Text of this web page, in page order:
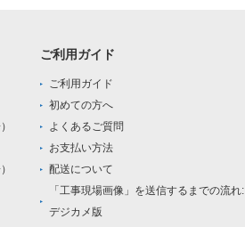
ご利用ガイド
ご利用ガイド
初めての方へ
よくあるご質問
お支払い方法
配送について
「工事現場画像」を送信するまでの流れ:
デジカメ版